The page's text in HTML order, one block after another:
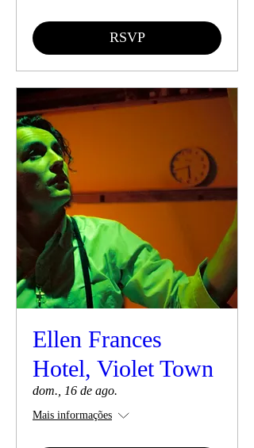
RSVP
Ellen Frances
Hotel, Violet Town
dom., 16 de ago.
Mais informações